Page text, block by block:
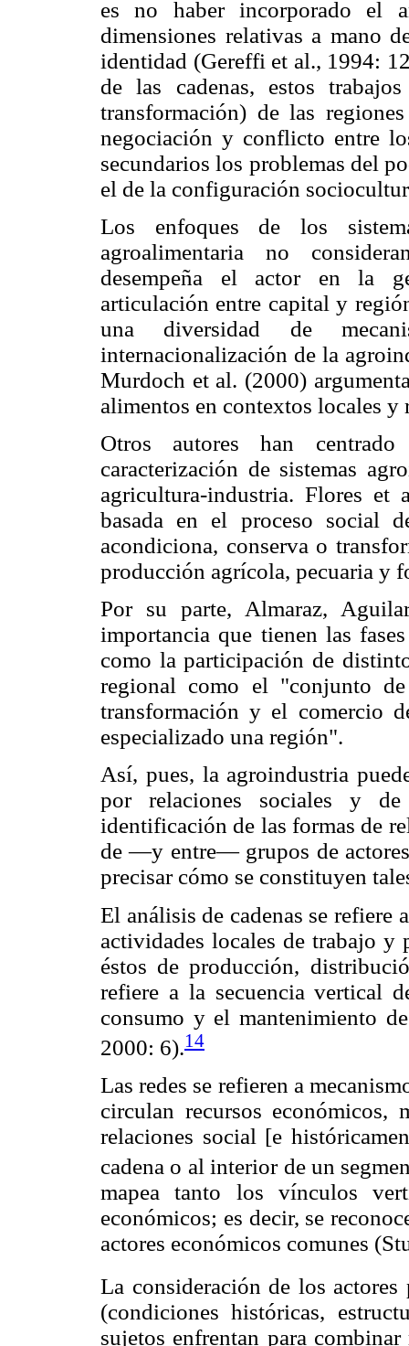
es no haber incorporado el
dimensiones relativas a mano
identidad (Gereffi et al., 1994:
de las cadenas, estos
transformación) de las
negociación y conflicto entre
secundarios los problemas del
el de la configuración
Los enfoques de los
agroalimentaria no
desempeña el actor en la
articulación entre capital y
una diversidad de
internacionalización de la
Murdoch et al. (2000)
alimentos en contextos locales y
Otros autores han
caracterización de sistemas
agricultura-industria. Flores
basada en el proceso social
acondiciona, conserva o
producción agrícola, pecuaria y
Por su parte, Almaraz,
importancia que tienen las
como la participación de
regional como el "conjunto
transformación y el comercio
especializado una región".
Así, pues, la agroindustria
por relaciones sociales y
identificación de las formas de
de —y entre— grupos de actores
precisar cómo se constituyen
El análisis de cadenas se
actividades locales de trabajo y
éstos de producción,
refiere a la secuencia vertical
consumo y el mantenimiento
2000: 6).14
Las redes se refieren a
circulan recursos económicos,
relaciones social [e
cadena o al interior de un
mapea tanto los vínculos
económicos; es decir, se
actores económicos comunes
La consideración de los
(condiciones históricas,
sujetos enfrentan para